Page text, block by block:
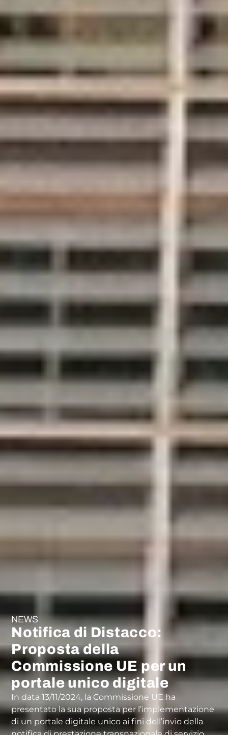
NEWS
Notifica di Distacco:
Proposta della
Commissione UE per un
portale unico digitale
In data 13/11/2024, la Commissione UE ha
presentato la sua proposta per l’implementazione
di un portale digitale unico ai fini dell’invio della